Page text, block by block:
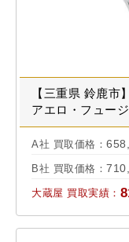
【三重県 鈴鹿
アエロ・フュー
A社 買取価格：
B社 買取価格：
大蔵屋 買取実績：